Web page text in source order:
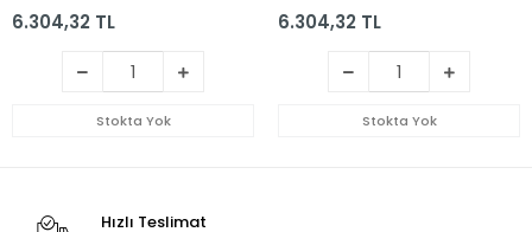
6.304,32 TL
Stokta Yok
6.304,32 TL
Stokta Yok
Hızlı Teslimat